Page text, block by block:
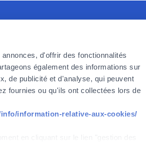
d'offrir des fonctionnalités
également des informations sur
de publicité et d'analyse, qui peuvent
fournies ou qu'ils ont collectées lors de
information-relative-aux-cookies/
Léon Laval,
Leudelange
Currentlyclosed
Professional
Foyer in Belgium
Foyer Company
Career